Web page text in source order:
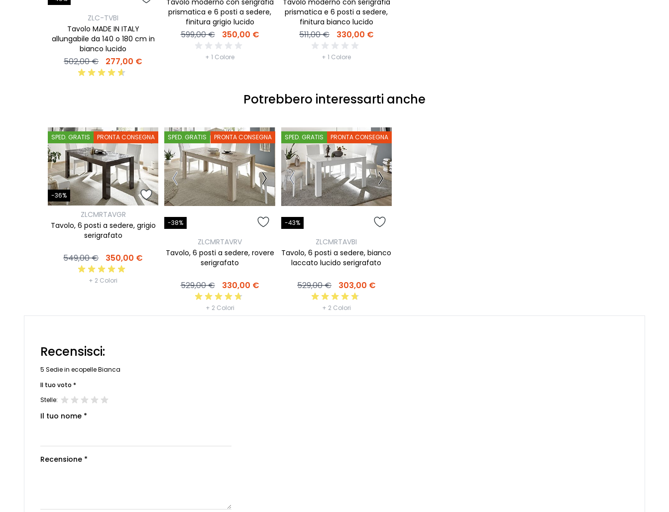
ZLC-TVBI
Tavolo MADE IN ITALY
allungabile da 140 o 180 cm in
bianco lucido
502,00 € 277,00 €
Tavolo moderno con serigrafia
prismatica e 6 posti a sedere,
finitura grigio lucido
599,00 € 350,00 €
+ 1 Colore
Tavolo moderno con serigrafia
prismatica e 6 posti a sedere,
finitura bianco lucido
511,00 € 330,00 €
+ 1 Colore
Potrebbero interessarti anche
SPED. GRATIS PRONTA CONSEGNA
-36%
ZLCMRTAVGR
Tavolo, 6 posti a sedere, grigio
serigrafato
549,00 € 350,00 €
+ 2 Colori
SPED. GRATIS PRONTA CONSEGNA
-38%
ZLCMRTAVRV
Tavolo, 6 posti a sedere, rovere
serigrafato
529,00 € 330,00 €
+ 2 Colori
SPED. GRATIS PRONTA CONSEGNA
-43%
ZLCMRTAVBI
Tavolo, 6 posti a sedere, bianco
laccato lucido serigrafato
529,00 € 303,00 €
+ 2 Colori
Recensisci:
5 Sedie in ecopelle Bianca
Il tuo voto *
Stelle:
Il tuo nome *
Recensione *